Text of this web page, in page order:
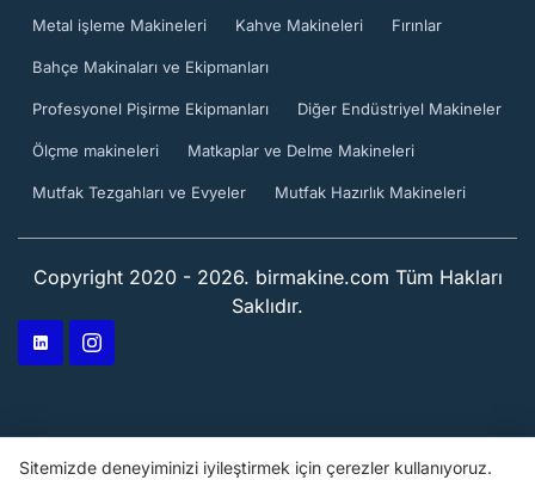
Metal işleme Makineleri Kahve Makineleri Fırınlar
Bahçe Makinaları ve Ekipmanları
Profesyonel Pişirme Ekipmanları Diğer Endüstriyel Makineler
Ölçme makineleri Matkaplar ve Delme Makineleri
Mutfak Tezgahları ve Evyeler Mutfak Hazırlık Makineleri
Copyright 2020 - 2026. birmakine.com Tüm Hakları
Saklıdır.
Sitemizde deneyiminizi iyileştirmek için çerezler kullanıyoruz.